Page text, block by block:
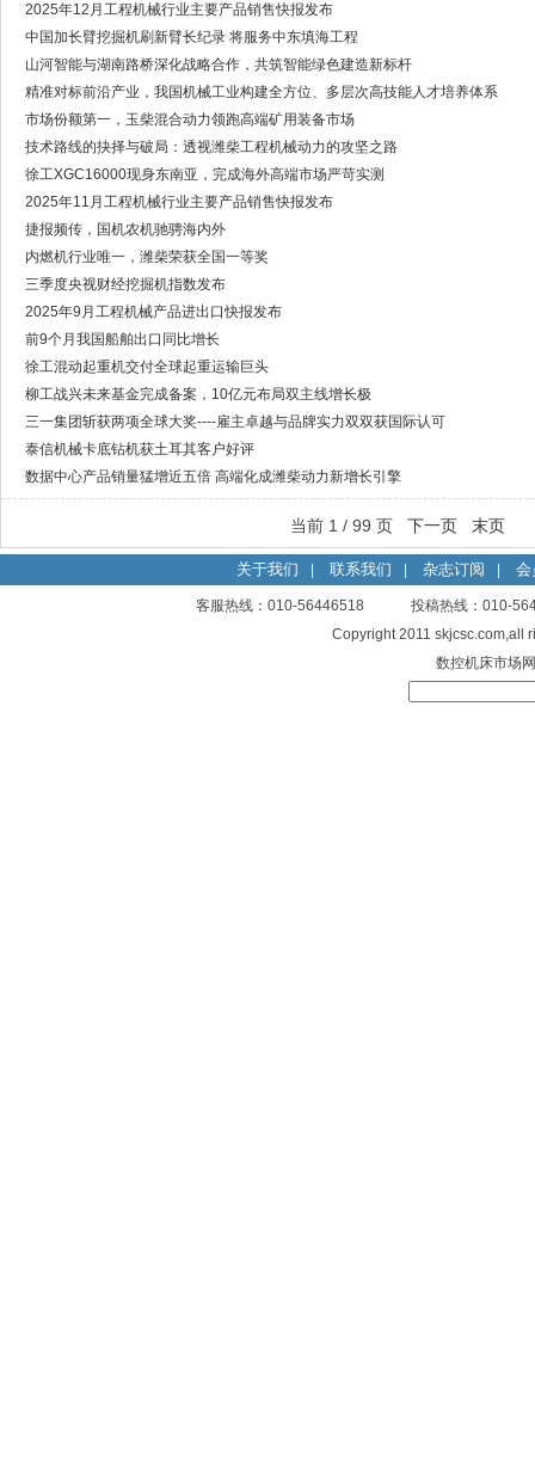
2025年12月工程机械行业主要产品销售快报发布
中国加长臂挖掘机刷新臂长纪录 将服务中东填海工程
山河智能与湖南路桥深化战略合作，共筑智能绿色建造新标杆
精准对标前沿产业，我国机械工业构建全方位、多层次高技能人才培养体系
市场份额第一，玉柴混合动力领跑高端矿用装备市场
技术路线的抉择与破局：透视潍柴工程机械动力的攻坚之路
徐工XGC16000现身东南亚，完成海外高端市场严苛实测
2025年11月工程机械行业主要产品销售快报发布
捷报频传，国机农机驰骋海内外
内燃机行业唯一，潍柴荣获全国一等奖
三季度央视财经挖掘机指数发布
2025年9月工程机械产品进出口快报发布
前9个月我国船舶出口同比增长
徐工混动起重机交付全球起重运输巨头
柳工战兴未来基金完成备案，10亿元布局双主线增长极
三一集团斩获两项全球大奖----雇主卓越与品牌实力双双获国际认可
泰信机械卡底钻机获土耳其客户好评
数据中心产品销量猛增近五倍 高端化成潍柴动力新增长引擎
当前 1 / 99 页 下一页 末页
关于我们 联系我们 杂志订阅 会
客服热线：010-56446518 投稿热线：
Copyright 2011
数控机床市场网